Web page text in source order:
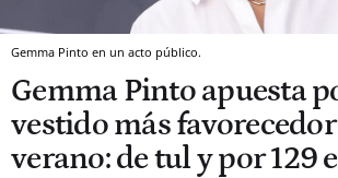
Gemma Pinto en un acto público.
Gemma Pinto apuesta
vestido más
verano: de tul y por 129